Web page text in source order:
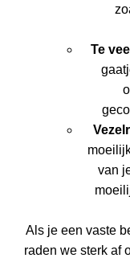
Te
van
Als je een vaste
raden we sterk af